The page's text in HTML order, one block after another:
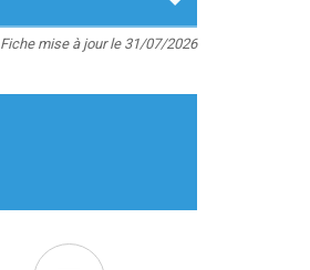
Fiche mise à jour le 31/07/2026